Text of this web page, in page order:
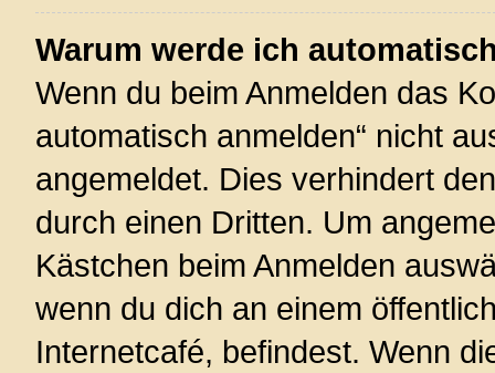
Warum werde ich
Wenn du beim Anmelden das
automatisch anmelden“ nicht
angemeldet. Dies verhindert
durch einen Dritten. Um
Kästchen beim Anmelden
wenn du dich an einem
Internetcafé, befindest. Wenn